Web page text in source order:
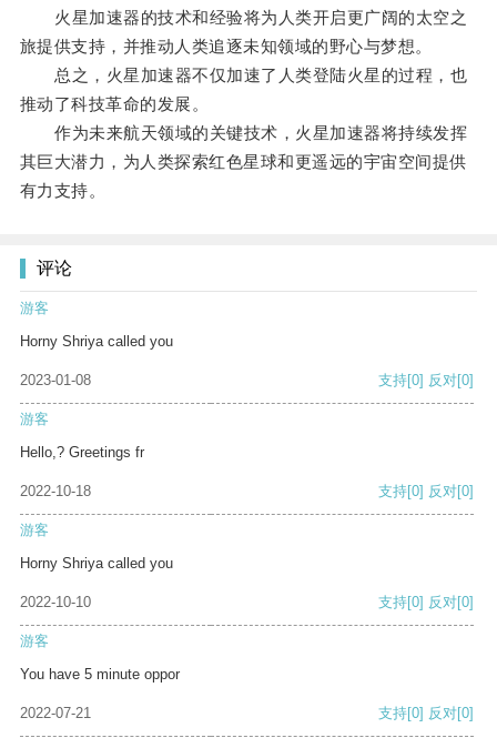
火星加速器的技术和经验将为人类开启更广阔的太空之
旅提供支持，并推动人类追逐未知领域的野心与梦想。
总之，火星加速器不仅加速了人类登陆火星的过程，也
推动了科技革命的发展。
作为未来航天领域的关键技术，火星加速器将持续发挥
其巨大潜力，为人类探索红色星球和更遥远的宇宙空间提供
有力支持。
评论
游客
Horny Shriya called you
2023-01-08 支持[0] 反对[0]
游客
Hello,? Greetings fr
2022-10-18 支持[0] 反对[0]
游客
Horny Shriya called you
2022-10-10 支持[0] 反对[0]
游客
You have 5 minute oppor
2022-07-21 支持[0] 反对[0]